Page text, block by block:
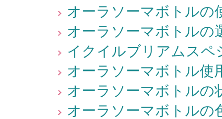
オーラソーマボトルの
オーラソーマボトルの
イクイルブリアムスペ
オーラソーマボトル使
オーラソーマボトルの
オーラソーマボトルの